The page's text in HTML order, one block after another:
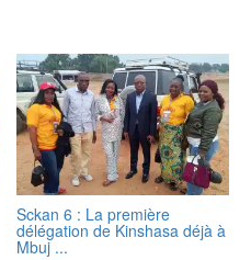
Sckan 6 : ‎La première
délégation de Kinshasa déjà à
Mbuj ...